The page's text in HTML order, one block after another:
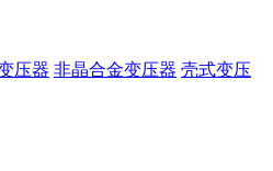
压器 非晶合金变压器 壳式变压